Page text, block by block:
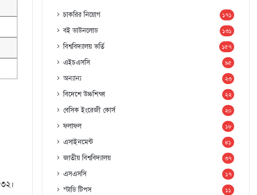
চাকরির নিয়োগ ১৭১
বই ডাউনলোড ১৩১
বিশ্ববিদ্যালয় ভর্তি ১৫৭
এইচএসসি ৯৫
অন্যান্য ২৩
বিদেশে উচ্চশিক্ষা ২২
বেসিক ইংরেজী কোর্স ২০
ফলাফল ১৮
এসাইনমেন্ট ৪১
জাতীয় বিশ্ববিদ্যালয় ৩৭
এসএসসি ১৭
স্টাডি টিপস ১১